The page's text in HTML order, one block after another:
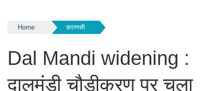
Home वाराणसी
Dal Mandi widening :
दालमंडी चौड़ीकरण पर चला